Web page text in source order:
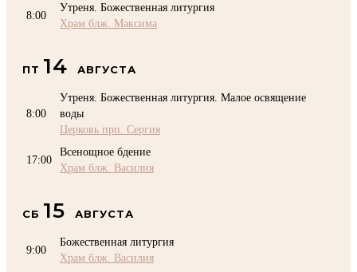
8:00
Утреня. Божественная литургия
Храм блж. Максима
ПТ 14 АВГУСТА
8:00
Утреня. Божественная литургия. Малое освящение
воды
Церковь прп. Сергия
17:00
Всенощное бдение
Храм блж. Василия
СБ 15 АВГУСТА
9:00
Божественная литургия
Храм блж. Василия